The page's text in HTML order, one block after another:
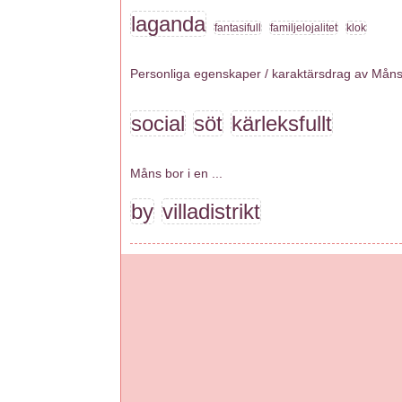
laganda fantasifull familjelojalitet klok
Personliga egenskaper / karaktärsdrag av
social söt kärleksfullt
Måns bor i en ...
by villadistrikt